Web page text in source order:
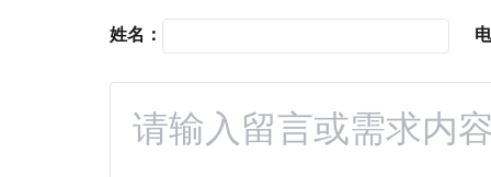
姓名：